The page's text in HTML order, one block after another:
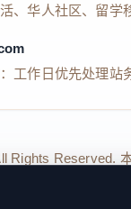
、华人社区、留
工作日优先处理站
Rights Reserved.